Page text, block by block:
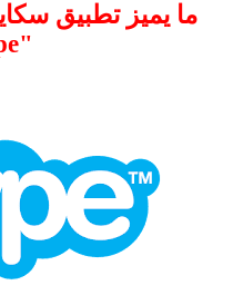
ما يميز تطبيق
"Skype"